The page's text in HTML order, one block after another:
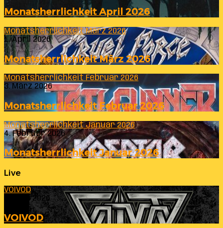
Monatsherrlichkeit April 2026
Monatsherrlichkeit März 2026
1. April 2026
Monatsherrlichkeit März 2026
Monatsherrlichkeit Februar 2026
3. März 2026
Monatsherrlichkeit Februar 2026
Monatsherrlichkeit Januar 2026
4. Februar 2026
Monatsherrlichkeit Januar 2026
Live
VOIVOD
23. Juli 2026
VOIVOD